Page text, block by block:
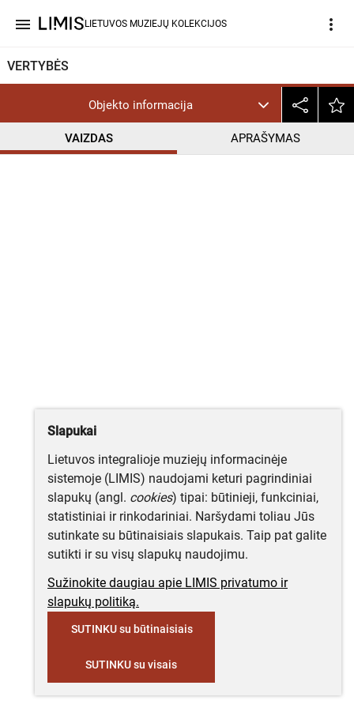
menu LIETUVOS MUZIEJŲ KOLEKCIJOS more_vert
VERTYBĖS
Objekto informacija
VAIZDAS APRAŠYMAS
Slapukai
Lietuvos integralioje muziejų informacinėje
sistemoje (LIMIS) naudojami keturi pagrindiniai
slapukų (angl. cookies) tipai: būtinieji, funkciniai,
statistiniai ir rinkodariniai. Naršydami toliau Jūs
sutinkate su būtinaisiais slapukais. Taip pat galite
sutikti ir su visų slapukų naudojimu.
Sužinokite daugiau apie LIMIS privatumo ir
slapukų politiką.
SUTINKU su būtinaisiais
SUTINKU su visais